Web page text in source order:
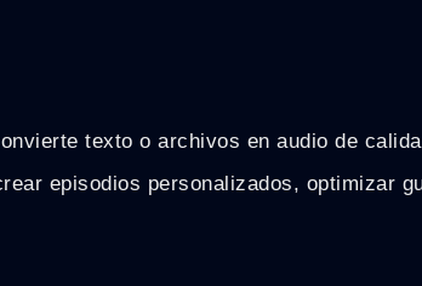
texto o archivos en audio de
episodios personalizados, optimizar